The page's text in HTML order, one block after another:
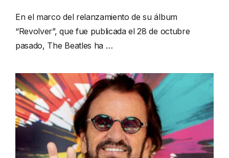
En el marco del relanzamiento de su álbum
“Revolver”, que fue publicada el 28 de octubre
pasado, The Beatles ha …